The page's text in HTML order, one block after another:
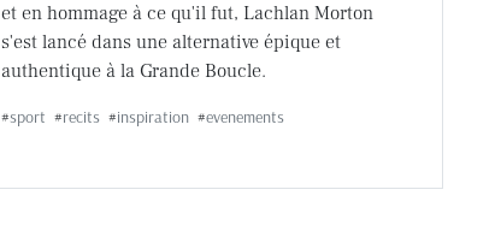
et en hommage à ce qu'il fut, Lachlan Morton
s'est lancé dans une alternative épique et
authentique à la Grande Boucle.
#sport #recits #inspiration #evenements